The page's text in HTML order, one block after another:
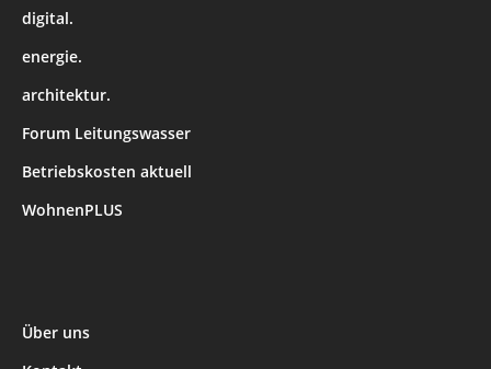
digital.
energie.
architektur.
Forum Leitungswasser
Betriebskosten aktuell
WohnenPLUS
Über uns